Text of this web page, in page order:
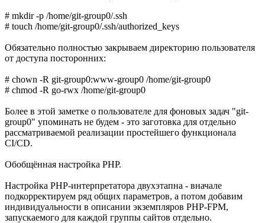
# mkdir -p /home/git-group0/.ssh
# touch /home/git-group0/.ssh/authorized_keys
Обязательно полностью закрываем директорию пользователя
от доступа посторонних:
# chown -R git-group0:www-group0 /home/git-group0
# chmod -R go-rwx /home/git-group0
Более в этой заметке о пользователе для фоновых задач "git-
group0" упоминать не будем - это заготовка для отдельно
рассматриваемой реализации простейшего функционала
CI/CD.
Обобщённая настройка PHP.
Настройка PHP-интерпретатора двухэтапна - вначале
подкорректируем ряд общих параметров, а потом добавим
индивидуальности в описании экземпляров PHP-FPM,
запускаемого для каждой группы сайтов отдельно.